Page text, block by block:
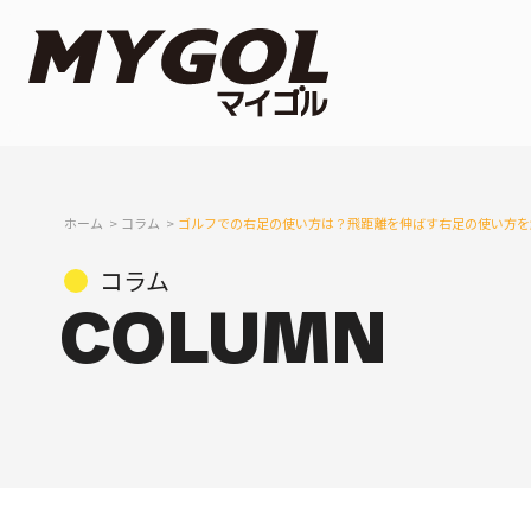
ホーム コラム ゴルフでの右足の使い方は？飛距離を伸ばす右足の使い方
コラム